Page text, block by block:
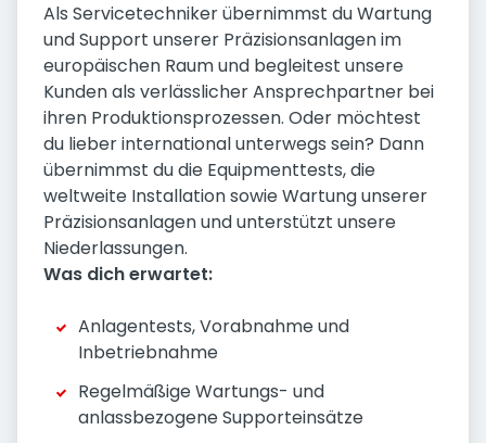
Als Servicetechniker übernimmst du Wartung
und Support unserer Präzisionsanlagen im
europäischen Raum und begleitest unsere
Kunden als verlässlicher Ansprechpartner bei
ihren Produktionsprozessen. Oder möchtest
du lieber international unterwegs sein? Dann
übernimmst du die Equipmenttests, die
weltweite Installation sowie Wartung unserer
Präzisionsanlagen und unterstützt unsere
Niederlassungen.
Was dich erwartet:
Anlagentests, Vorabnahme und
Inbetriebnahme
Regelmäßige Wartungs- und
anlassbezogene Supporteinsätze